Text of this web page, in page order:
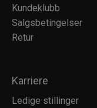
Kundeklubb
Salgsbetingelser
Retur
Karriere
Ledige stillinger